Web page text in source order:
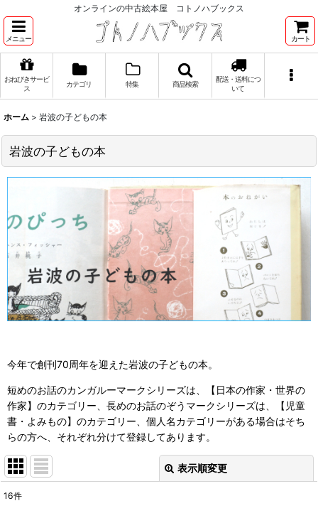
オンラインの中古絵本屋 コトノハブックス
メニュー カート
おねびきサービ
ス
カテゴリ 特集 商品検索
配送・送料につ
いて
ホーム > 岩波の子どもの本
岩波の子どもの本
今年で創刊70周年を迎えた岩波の子どもの本。
短めのお話のカンガルーマークシリーズは、【日本の作家・世界の
作家】のカテゴリー、長めのお話のぞうマークシリーズは、【児童
書・よみもの】のカテゴリー、個人名カテゴリーがある場合はそち
らの方へ、それぞれ分けて登録してあります。
表示順変更
16件